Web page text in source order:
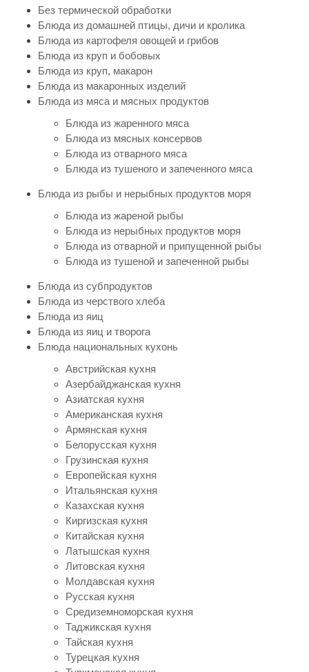
Без термической обработки
Блюда из домашней птицы, дичи и кролика
Блюда из картофеля овощей и грибов
Блюда из круп и бобовых
Блюда из круп, макарон
Блюда из макаронных изделий
Блюда из мяса и мясных продуктов
Блюда из жаренного мяса
Блюда из мясных консервов
Блюда из отварного мяса
Блюда из тушеного и запеченного мяса
Блюда из рыбы и нерыбных продуктов моря
Блюда из жареной рыбы
Блюда из нерыбных продуктов моря
Блюда из отварной и припущенной рыбы
Блюда из тушеной и запеченной рыбы
Блюда из субпродуктов
Блюда из черствого хлеба
Блюда из яиц
Блюда из яиц и творога
Блюда национальных кухонь
Австрийская кухня
Азербайджанская кухня
Азиатская кухня
Американская кухня
Армянская кухня
Белорусская кухня
Грузинская кухня
Европейская кухня
Итальянская кухня
Казахская кухня
Киргизская кухня
Китайская кухня
Латышская кухня
Литовская кухня
Молдавская кухня
Русская кухня
Средиземноморская кухня
Таджикская кухня
Тайская кухня
Турецкая кухня